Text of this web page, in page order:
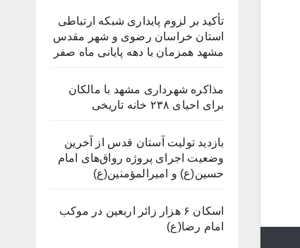
تأکید بر لزوم پایداری شبکه ارتباطی
استان خراسان رضوی و شهر مقدس
مشهد همزمان با دهه پایانی ماه صفر
مذاکره شهرداری مشهد با مالکان
برای احیای ۲۳۸ خانه تاریخی
بازدید تولیت آستان قدس از آخرین
وضعیت اجرای پروژه رواق‌های امام
حسین(ع) و امیرالمؤمنین(ع)
اسکان ۶ هزار زائر اربعین در موکب
امام رضا(ع)